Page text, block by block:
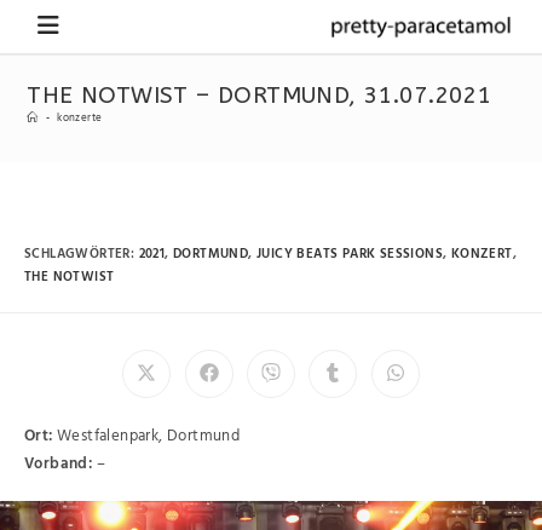
THE NOTWIST – DORTMUND, 31.07.2021
- konzerte
SCHLAGWÖRTER: 2021, DORTMUND, JUICY BEATS PARK SESSIONS, KONZERT,
THE NOTWIST
Ort:Westfalenpark, Dortmund
Vorband:–